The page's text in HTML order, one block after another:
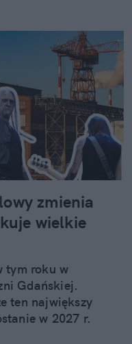
zmienia
wielkie
tym roku w
Gdańskiej.
ten największy
w 2027 r.